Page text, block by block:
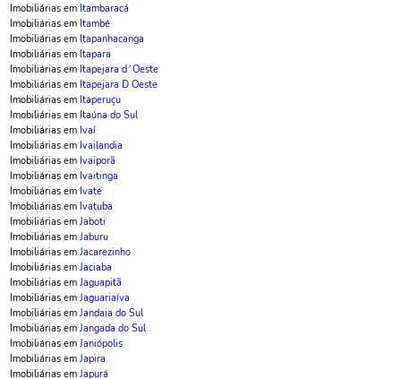
Imobiliárias em Itambaracá
Imobiliárias em Itambé
Imobiliárias em Itapanhacanga
Imobiliárias em Itapara
Imobiliárias em Itapejara d´Oeste
Imobiliárias em Itapejara D Oeste
Imobiliárias em Itaperuçu
Imobiliárias em Itaúna do Sul
Imobiliárias em Ivaí
Imobiliárias em Ivailandia
Imobiliárias em Ivaiporã
Imobiliárias em Ivaitinga
Imobiliárias em Ivaté
Imobiliárias em Ivatuba
Imobiliárias em Jaboti
Imobiliárias em Jaburu
Imobiliárias em Jacarezinho
Imobiliárias em Jaciaba
Imobiliárias em Jaguapitã
Imobiliárias em Jaguariaíva
Imobiliárias em Jandaia do Sul
Imobiliárias em Jangada do Sul
Imobiliárias em Janiópolis
Imobiliárias em Japira
Imobiliárias em Japurá